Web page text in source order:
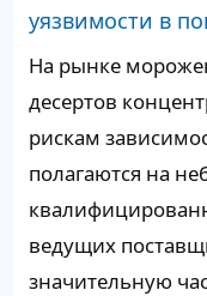
уязвимости в
На рынке
десертов
рискам
полагаются на
ведущих
значительную